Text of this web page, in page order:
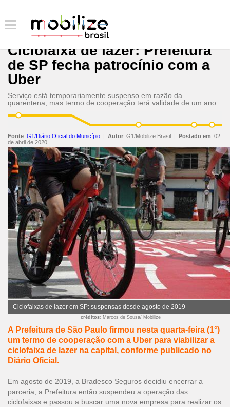
Ciclofaixa de lazer: Prefeitura
de SP fecha patrocínio com a
Uber
Serviço está temporariamente suspenso em razão da
quarentena, mas termo de cooperação terá validade de um ano
Fonte: G1/Diário Oficial do Município | Autor: G1/Mobilize Brasil | Postado em: 02
de abril de 2020
Ciclofaixas de lazer em SP: suspensas desde agosto de 2019
créditos: Marcos de Sousa/ Mobilize
A Prefeitura de São Paulo firmou nesta quarta-feira (1°)
um termo de cooperação com a Uber para viabilizar a
ciclofaixa de lazer na capital, conforme publicado no
Diário Oficial.
Em agosto de 2019, a Bradesco Seguros decidiu encerrar a
parceria; a Prefeitura então suspendeu a operação das
ciclofaixas e passou a buscar uma nova empresa para realizar os